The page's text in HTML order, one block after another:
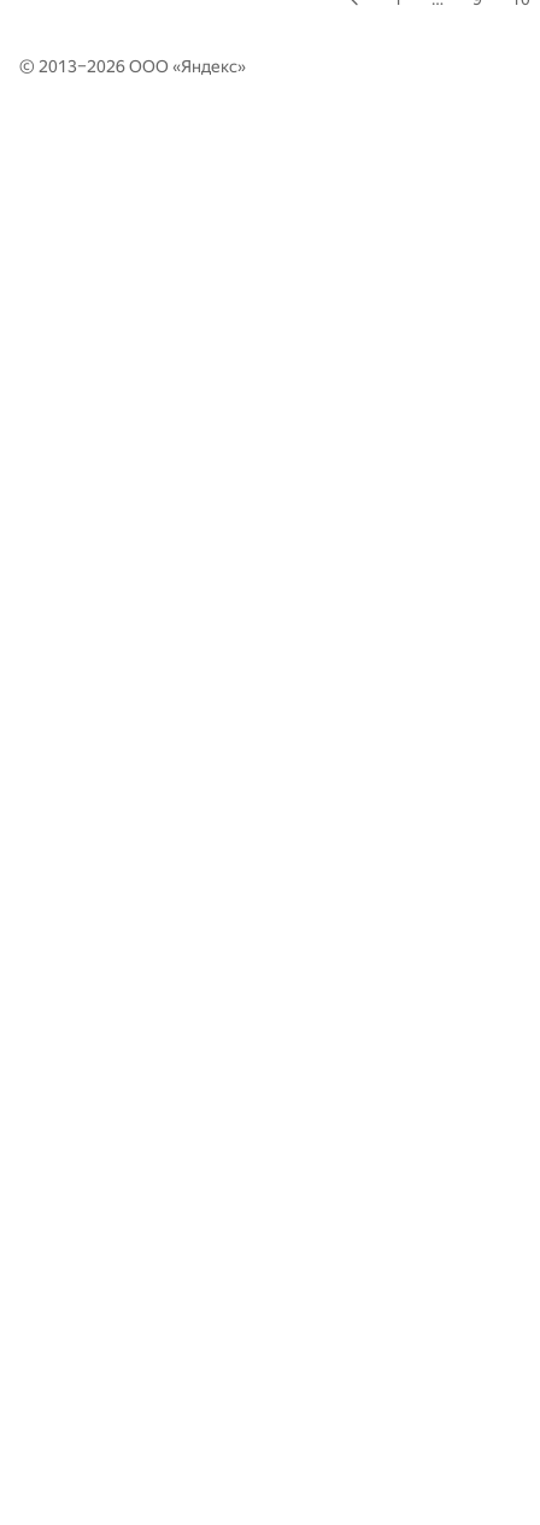
© 2013–2026 ООО «Яндекс»